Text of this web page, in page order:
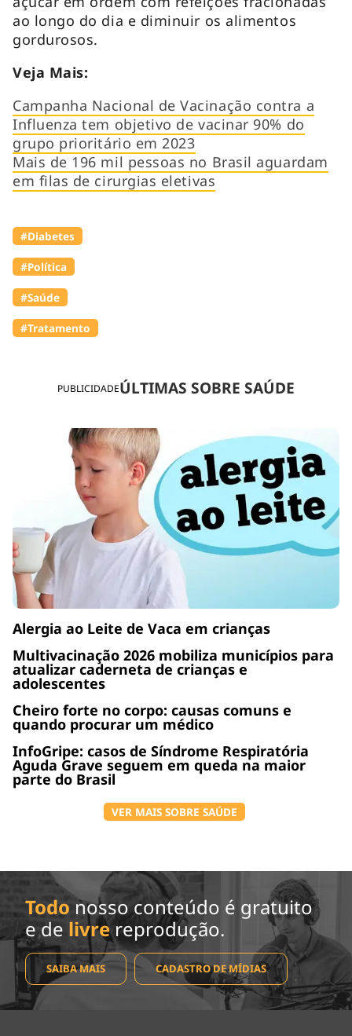
PUBLICIDADEÚLTIMAS SOBRE SAÚDE
Alergia ao Leite de Vaca em crianças
Multivacinação 2026 mobiliza municípios para
atualizar caderneta de crianças e
adolescentes
Cheiro forte no corpo: causas comuns e
quando procurar um médico
InfoGripe: casos de Síndrome Respiratória
Aguda Grave seguem em queda na maior
parte do Brasil
VER MAIS SOBRE SAÚDE
ao longo do dia e diminuir os alimentos
gordurosos.
Veja Mais:
Campanha Nacional de Vacinação contra a
Influenza tem objetivo de vacinar 90% do
grupo prioritário em 2023
Mais de 196 mil pessoas no Brasil aguardam
em filas de cirurgias eletivas
#Diabetes
#Política
#Saúde
#Tratamento
Todo nosso conteúdo é gratuito
e de livrereprodução.
SAIBA MAIS CADASTRO DE MÍDIAS